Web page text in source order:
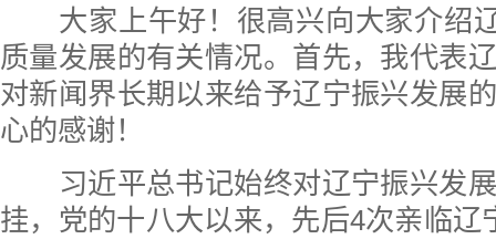
大家上午好！很高兴向大家介绍辽
质量发展的有关情况。首先，我代表
对新闻界长期以来给予辽宁振兴发展
心的感谢！
习近平总书记始终对辽宁振兴发展
挂，党的十八大以来，先后4次亲临辽